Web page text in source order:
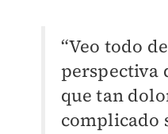
“Veo todo
perspectiva
que tan
complicado